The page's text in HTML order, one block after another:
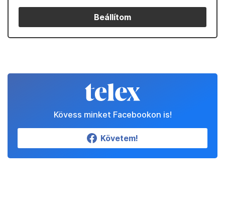
Beállítom
Kövess minket Facebookon is!
Követem!